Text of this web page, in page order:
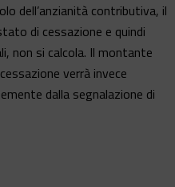
dell’anzianità contributiva, il
di cessazione e quindi
non si calcola. Il montante
verrà invece
dalla segnalazione di